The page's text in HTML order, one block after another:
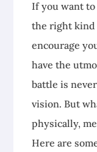
If you want
the right kind
encourage
have the
battle is
vision. But
physically,
Here are